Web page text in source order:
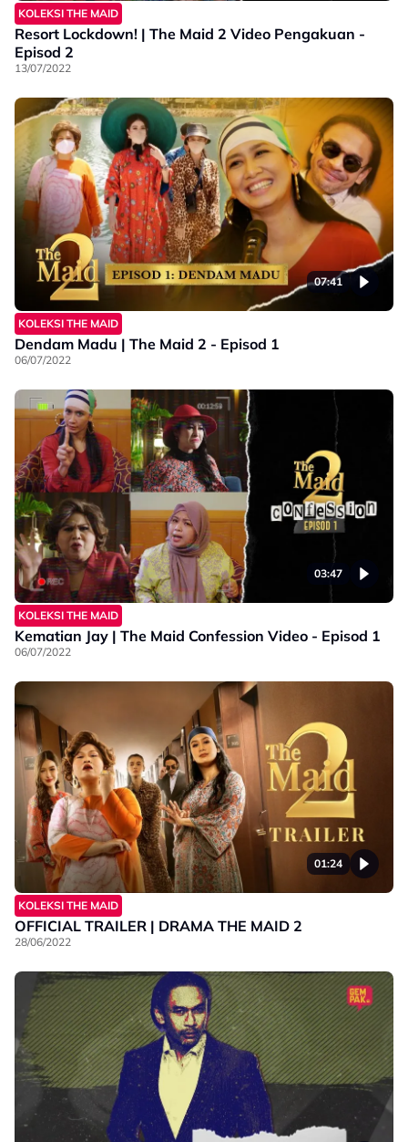
KOLEKSI THE MAID
Resort Lockdown! | The Maid 2 Video Pengakuan -
Episod 2
13/07/2022
07:41
KOLEKSI THE MAID
Dendam Madu | The Maid 2 - Episod 1
06/07/2022
03:47
KOLEKSI THE MAID
Kematian Jay | The Maid Confession Video - Episod 1
06/07/2022
01:24
KOLEKSI THE MAID
OFFICIAL TRAILER | DRAMA THE MAID 2
28/06/2022